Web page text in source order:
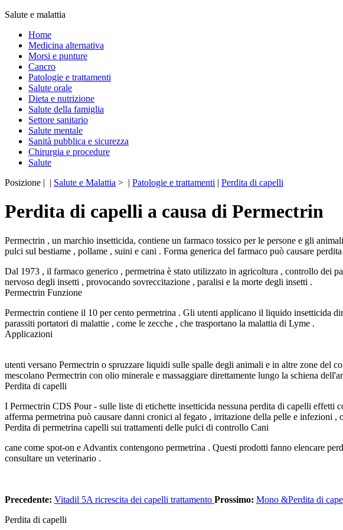
Salute e malattia
Home
Medicina alternativa
Morsi e punture
Cancro
Patologie e trattamenti
Salute orale
Dieta e nutrizione
Salute della famiglia
Settore sanitario
Salute mentale
Sanità pubblica e sicurezza
Chirurgia e procedure
Salute
Posizione | | Salute e Malattia > | Patologie e trattamenti | Perdita di capelli
Perdita di capelli a causa di Permectrin
Permectrin , un marchio insetticida, contiene un farmaco tossico per le persone e gli
pulci sul bestiame , pollame , suini e cani . Forma generica del farmaco può causare
Dal 1973 , il farmaco generico , permetrina è stato utilizzato in agricoltura , controllo dei
nervoso degli insetti , provocando sovreccitazione , paralisi e la morte degli insetti .
Permectrin Funzione
Permectrin contiene il 10 per cento permetrina . Gli utenti applicano il liquido insetticida
parassiti portatori di malattie , come le zecche , che trasportano la malattia di Lyme .
Applicazioni
utenti versano Permectrin o spruzzare liquidi sulle spalle degli animali e in altre zone del
mescolano Permectrin con olio minerale e massaggiare direttamente lungo la schiena
Perdita di capelli
I Permectrin CDS Pour - sulle liste di etichette insetticida nessuna perdita di capelli
afferma permetrina può causare danni cronici al fegato , irritazione della pelle e infezioni
Perdita di permetrina capelli sui trattamenti delle pulci di controllo Cani
cane come spot-on e Advantix contengono permetrina . Questi prodotti fanno elencare
consultare un veterinario .
Precedente: Vitadil 5A ricrescita dei capelli trattamento Prossimo: Mono &Perdita di
Perdita di capelli